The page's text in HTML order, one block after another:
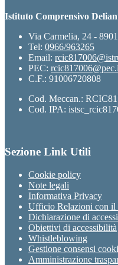
Istituto Comprensivo
Via Carmelia, 24 -
Tel: 0966/963265
Email:
PEC:
C.F.: 91006720808
Cod. Meccan.:
Cod. IPA:
Sezione Link Utili
Cookie policy
Note legali
Informativa Privacy
Ufficio Relazioni con il
Dichiarazione di
Obiettivi di accessibilità
Whistleblowing
Gestione consensi
Amministrazione